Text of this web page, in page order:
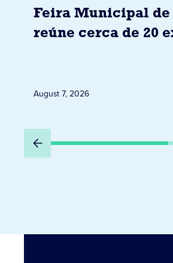
Feira Municipal de
reúne cerca de 20
August 7, 2026